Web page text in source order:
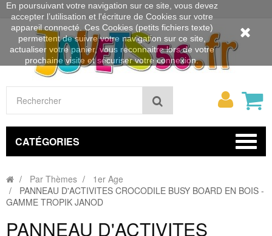
Rechercher
Mon
CATÉGORIES
Par Thèmes
1er Age
PANNEAU D'ACTIVITES CROCODILE BUSY BOARD EN BOIS -
GAMME TROPIK JANOD
PANNEAU D'ACTIVITES
En poursuivant votre navigation sur ce site, vous devez
accepter l’utilisation et l'écriture de Cookies sur votre
appareil connecté. Ces Cookies (petits fichiers texte)
permettent de suivre votre navigation sur ce site,
actualiser votre panier, vous reconnaitre lors de votre
prochaine visite et sécuriser votre connexion.